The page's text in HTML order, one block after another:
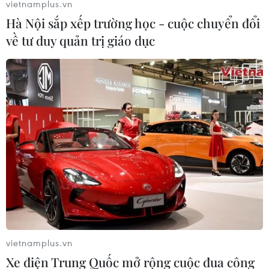
Tầm nhìn bán dẫn của
Malaysia: Đi từ thế mạnh
sẵn có lên nấc thang giá trị
cao
07/08/2026 11:51
Đắk Lắk phát động chiến
dịch “30 ngày đêm” chuẩn
hóa dữ liệu sầu riêng
07/08/2026 11:50
vietnamplus.vn
Hà Nội sắp xếp trường học - cuộc chuyển đổi
về tư duy quản trị giáo dục
vietnamplus.vn
Xe điện Trung Quốc mở rộng cuộc đua công